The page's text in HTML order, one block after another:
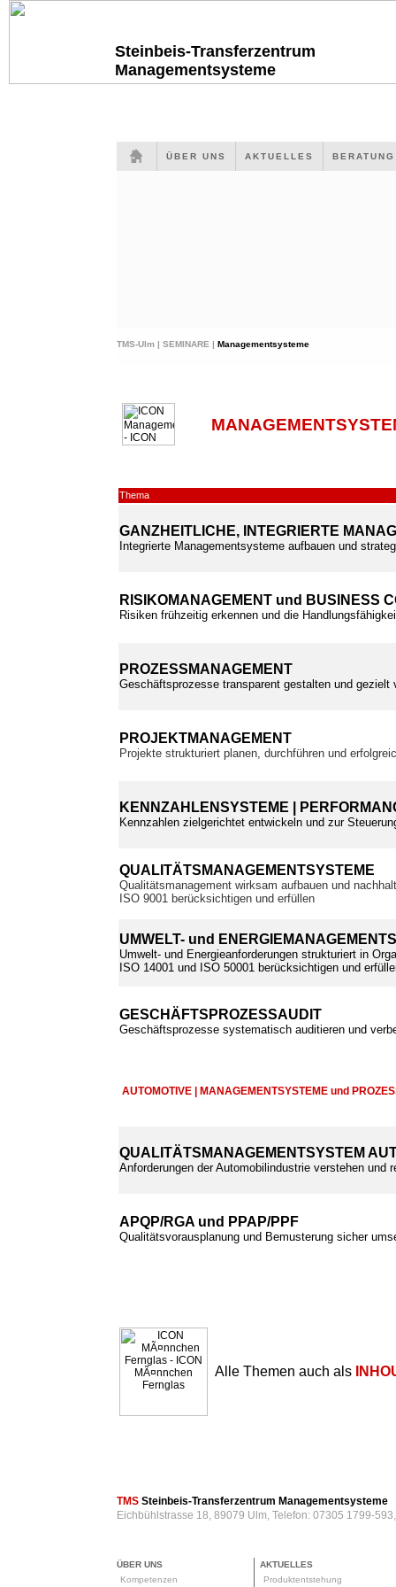
Steinbeis-Transferzentrum
Managementsysteme
ÜBER UNS AKTUELLES
TMS-Ulm | SEMINARE | Managementsysteme
Thema
GANZHEITLICHE, INTEGRIERTE
Integrierte Managementsysteme aufbauen und
RISIKOMANAGEMENT und BUSINESS
Risiken frühzeitig erkennen und die
PROZESSMANAGEMENT
Geschäftsprozesse transparent gestalten und gezielt
PROJEKTMANAGEMENT
Projekte strukturiert planen, durchführen und
KENNZAHLENSYSTEME |
Kennzahlen zielgerichtet entwickeln und zur
QUALITÄTSMANAGEMENTSYSTEME
Qualitätsmanagement wirksam aufbauen und
ISO 9001 berücksichtigen und erfüllen
UMWELT- und
Umwelt- und Energieanforderungen strukturiert in
ISO 14001 und ISO 50001 berücksichtigen und
GESCHÄFTSPROZESSAUDIT
Geschäftsprozesse systematisch auditieren und
AUTOMOTIVE | MANAGEMENTSYSTEME und
QUALITÄTSMANAGEMENTSYSTEM
Anforderungen der Automobilindustrie verstehen und
APQP/RGA und PPAP/PPF
Qualitätsvorausplanung und Bemusterung sicher
Alle Themen auch als
TMS Steinbeis-Transferzentrum Managementsysteme
Eichbühlstrasse 18, 89079 Ulm, Telefon: 07305 1799-
ÜBER UNS
Kompetenzen
AKTUELLES
Produktentstehung